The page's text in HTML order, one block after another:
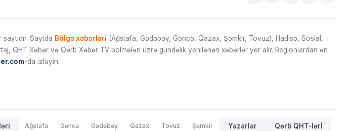
Saytda Bölgə xəbərləri (Ağstafa, Gədəbəy, Gəncə, Qazax, Şəmkir, Tovuz), Hadisə, Sosial,
QHT Xəbər və Qərb Xəbər TV bölmələri üzrə gündəlik yenilənən xəbərlər yer alır. Regionlardan ən
-da izləyin.
Ağstafa Gəncə Gədəbəy Qazax Tovuz Şəmkir Yazarlar Qərb QHT-lərİ